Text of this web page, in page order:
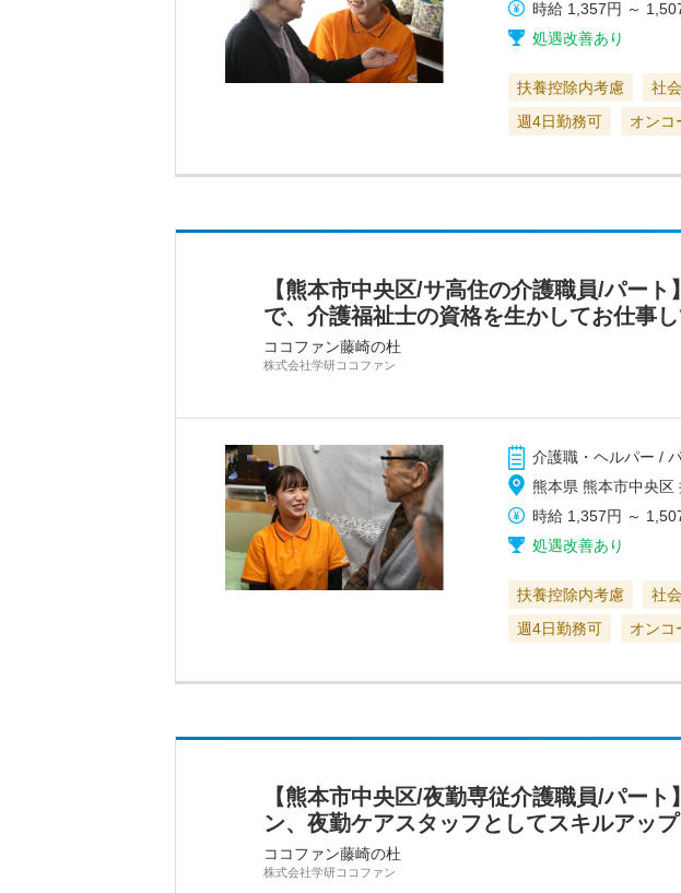
時給 1,357円 ～
処遇改善あり
扶養控除内考慮 社
週4日勤務可
オンコ
【熊本市中央区/サ高住の介護職員/パー
で、介護福祉士の資格を生かしてお仕事
ココファン藤崎の杜
株式会社学研ココファン
介護職・ヘルパー /
熊本県 熊本市中央区
時給 1,357円 ～
処遇改善あり
扶養控除内考慮 社
週4日勤務可
オンコ
【熊本市中央区/夜勤専従介護職員/パー
ン、夜勤ケアスタッフとしてスキルアッ
ココファン藤崎の杜
株式会社学研ココファン